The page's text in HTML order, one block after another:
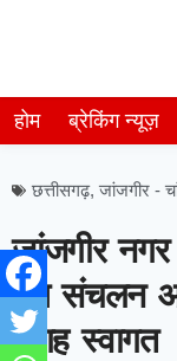
होम ब्रेकिंग न्यूज़
छत्तीसगढ़,जांजगीर -
जांजगीर नगर
पथ संचलन
जगह स्वागत